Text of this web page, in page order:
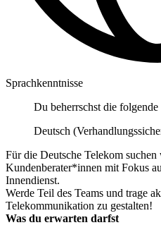
Sprachkenntnisse
Du beherrschst die folgende
Deutsch
Für die Deutsche Telekom suchen
Kundenberater*innen mit Fokus
Innendienst.
Werde Teil des Teams und trage
Telekommunikation zu gestalten!
Was du erwarten darfst